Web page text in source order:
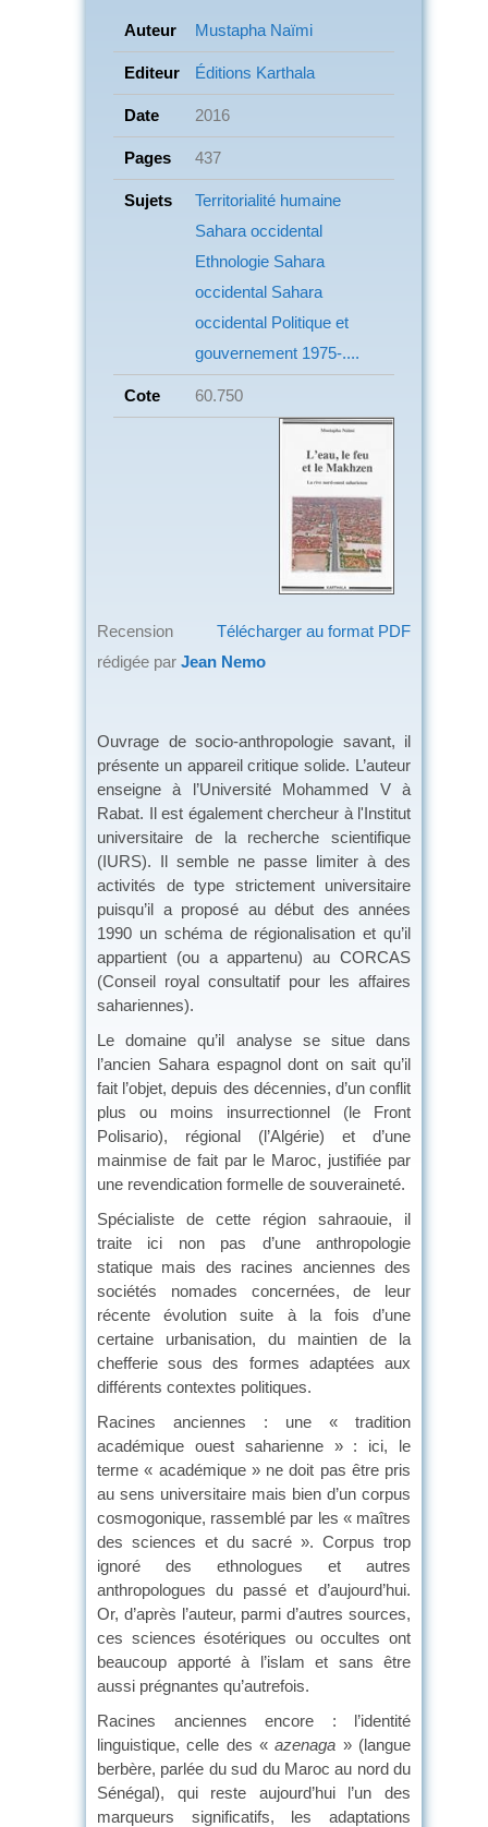
Auteur Mustapha Naïmi
Editeur Éditions Karthala
Date 2016
Pages 437
Sujets
Territorialité humaine
Sahara occidental
Ethnologie Sahara
occidental Sahara
occidental Politique et
gouvernement 1975-....
Cote 60.750
Télécharger au format PDF
Recension
rédigée par Jean Nemo
Ouvrage de socio-anthropologie savant, il
présente un appareil critique solide. L’auteur
enseigne à l’Université Mohammed V à
Rabat. Il est également chercheur à l'Institut
universitaire de la recherche scientifique
(IURS). Il semble ne passe limiter à des
activités de type strictement universitaire
puisqu’il a proposé au début des années
1990 un schéma de régionalisation et qu’il
appartient (ou a appartenu) au CORCAS
(Conseil royal consultatif pour les affaires
sahariennes).
Le domaine qu’il analyse se situe dans
l’ancien Sahara espagnol dont on sait qu’il
fait l’objet, depuis des décennies, d’un conflit
plus ou moins insurrectionnel (le Front
Polisario), régional (l’Algérie) et d’une
mainmise de fait par le Maroc, justifiée par
une revendication formelle de souveraineté.
Spécialiste de cette région sahraouie, il
traite ici non pas d’une anthropologie
statique mais des racines anciennes des
sociétés nomades concernées, de leur
récente évolution suite à la fois d’une
certaine urbanisation, du maintien de la
chefferie sous des formes adaptées aux
différents contextes politiques.
Racines anciennes : une « tradition
académique ouest saharienne » : ici, le
terme « académique » ne doit pas être pris
au sens universitaire mais bien d’un corpus
cosmogonique, rassemblé par les « maîtres
des sciences et du sacré ». Corpus trop
ignoré des ethnologues et autres
anthropologues du passé et d’aujourd’hui.
Or, d’après l’auteur, parmi d’autres sources,
ces sciences ésotériques ou occultes ont
beaucoup apporté à l’islam et sans être
aussi prégnantes qu’autrefois.
Racines anciennes encore : l’identité
linguistique, celle des «azenaga » (langue
berbère, parlée du sud du Maroc au nord du
Sénégal), qui reste aujourd’hui l’un des
marqueurs significatifs, les adaptations